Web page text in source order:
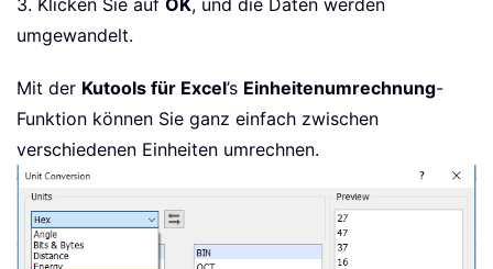
umgewandelt.
Mit der Kutools für Excel’s Einheitenumrechnung-
Funktion können Sie ganz einfach zwischen
verschiedenen Einheiten umrechnen.